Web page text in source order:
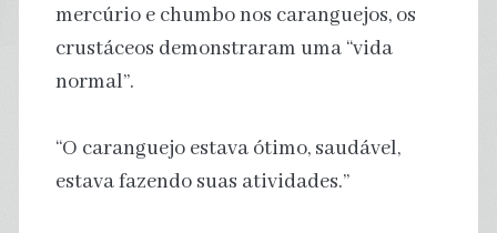
mercúrio e chumbo nos caranguejos, os
crustáceos demonstraram uma “vida
normal”.
“O caranguejo estava ótimo, saudável,
estava fazendo suas atividades.”